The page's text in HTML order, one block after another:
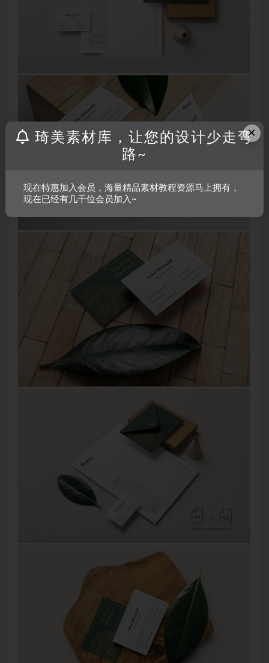
×
琦美素材库，让您的设计少走弯
路~
现在特惠加入会员，海量精品素材教程资源马上拥有，
现在已经有几千位会员加入~